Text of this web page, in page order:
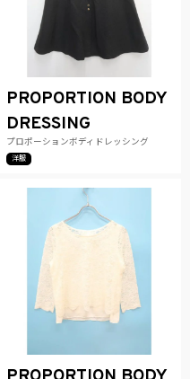
PROPORTION BODY
DRESSING
プロポーションボディドレッシング
洋服